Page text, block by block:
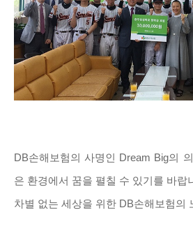
DB손해보험의 사명인 Dream Big의
은 환경에서 꿈을 펼칠 수 있기를 바랍
차별 없는 세상을 위한 DB손해보험의